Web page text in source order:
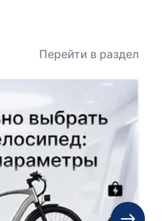
Перейти в раздел